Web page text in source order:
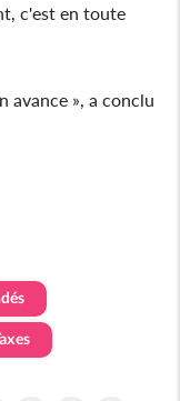
c'est en toute
avance », a conclu